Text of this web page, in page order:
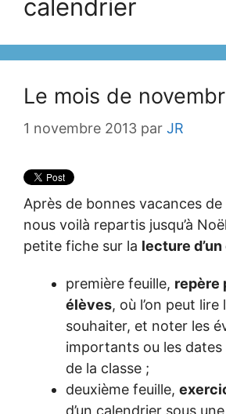
calendrier
Le mois de
1 novembre 2013 par JR
Après de bonnes vacances de
nous voilà repartis jusqu’à
petite fiche sur la lecture
première feuille, repère
élèves, où l’on peut lire
souhaiter, et noter les
importants ou les dates
de la classe ;
deuxième feuille,
d’un calendrier sous